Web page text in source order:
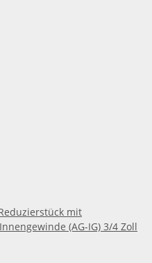
mit
(AG-IG) 3/4 Zoll